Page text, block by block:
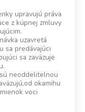
upravujú práva
z kúpnej zmluvy
uzavretá
sa predávajúci
sa zaväzuje
neoddelitelnou
okamihu
voci